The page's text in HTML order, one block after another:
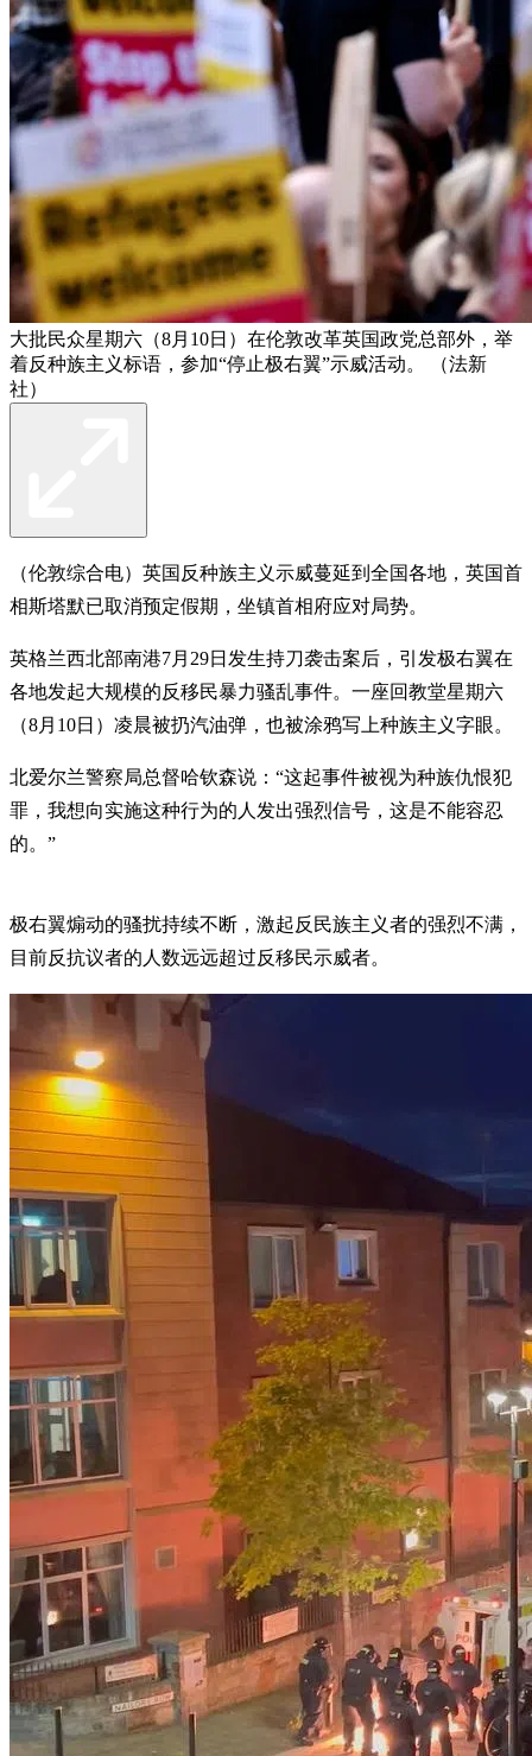
大批民众星期六（8月10日）在伦敦改革英国政党总部外，举
着反种族主义标语，参加“停止极右翼”示威活动。 （法新
社）
（伦敦综合电）英国反种族主义示威蔓延到全国各地，英国首
相斯塔默已取消预定假期，坐镇首相府应对局势。
英格兰西北部南港7月29日发生持刀袭击案后，引发极右翼在
各地发起大规模的反移民暴力骚乱事件。一座回教堂星期六
（8月10日）凌晨被扔汽油弹，也被涂鸦写上种族主义字眼。
北爱尔兰警察局总督哈钦森说：“这起事件被视为种族仇恨犯
罪，我想向实施这种行为的人发出强烈信号，这是不能容忍
的。”
极右翼煽动的骚扰持续不断，激起反民族主义者的强烈不满，
目前反抗议者的人数远远超过反移民示威者。